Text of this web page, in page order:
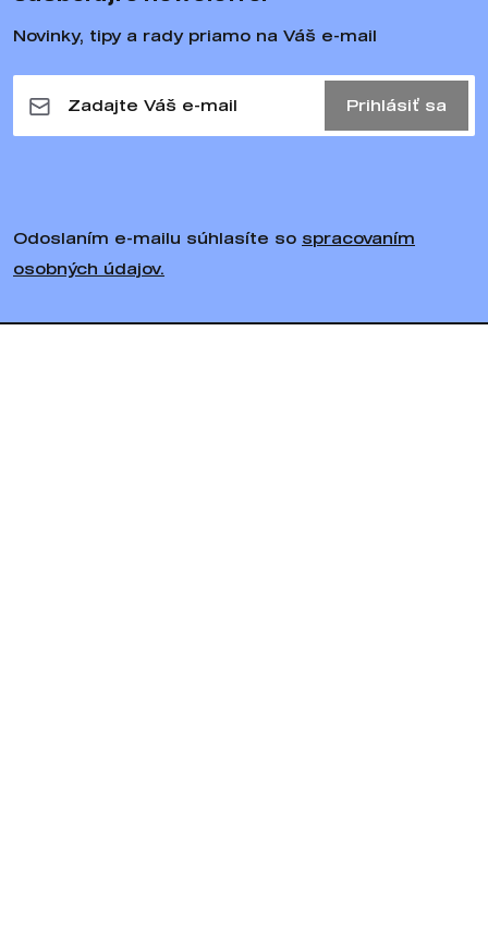
Novinky, tipy a rady priamo na Váš e-mail
Prihlásiť sa
Odoslaním e-mailu súhlasíte so spracovaním
osobných údajov.